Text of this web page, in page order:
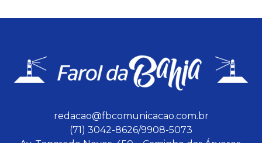
redacao@fbcomunicacao.com.br
(71) 3042-8626/9908-5073